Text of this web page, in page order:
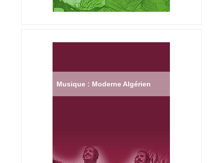
Musique : Moderne Algérien